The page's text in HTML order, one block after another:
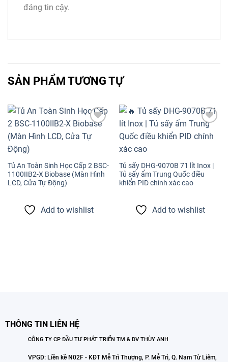
đáng tin cậy.
SẢN PHẨM TƯƠNG TỰ
wishlist
Tủ An Toàn Sinh Học Cấp 2 BSC-
1100IIB2-X Biobase (Màn Hình
LCD, Cửa Tự Động)
Add to wishlist
Add to
wishlist
Tủ sấy DHG-9070B 71 lít Inox |
Tủ sấy ẩm Trung Quốc điều
khiển PID chính xác cao
Add to wishlist
THÔNG TIN LIÊN HỆ
CÔNG TY CP ĐẦU TƯ PHÁT TRIỂN TM & DV THÙY ANH
VPGD: Liền kề N02F - KĐT Mễ Trì Thượng, P. Mễ Trì, Q. Nam Từ Liêm,